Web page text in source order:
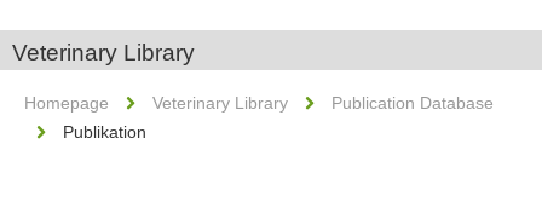
Veterinary Library
Homepage Veterinary Library
Publication Database
Publikation